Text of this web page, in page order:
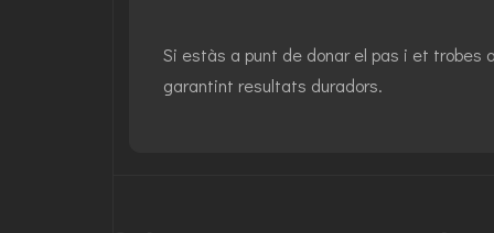
Si estàs a punt de donar el pas i et trobes
garantint resultats duradors.